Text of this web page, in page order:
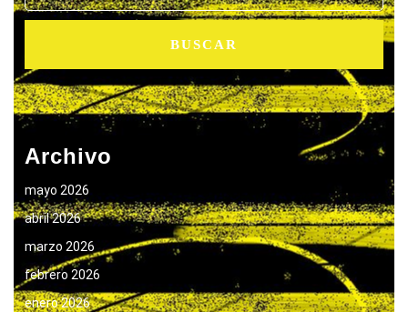
Archivo
mayo 2026
abril 2026
marzo 2026
febrero 2026
enero 2026